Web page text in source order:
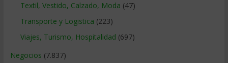
Textil, Vestido, Calzado, Moda (47)
Transporte y Logistica (223)
Viajes, Turismo, Hospitalidad (697)
Negocios (7.837)